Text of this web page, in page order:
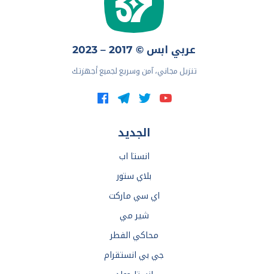
عربي ابس © 2017 – 2023
تنزيل مجاني، آمن وسريع لجميع أجهزتك
الجديد
انستا اب
بلاي ستور
اي سي ماركت
شير مي
محاكي الفطر
جي بي انستقرام